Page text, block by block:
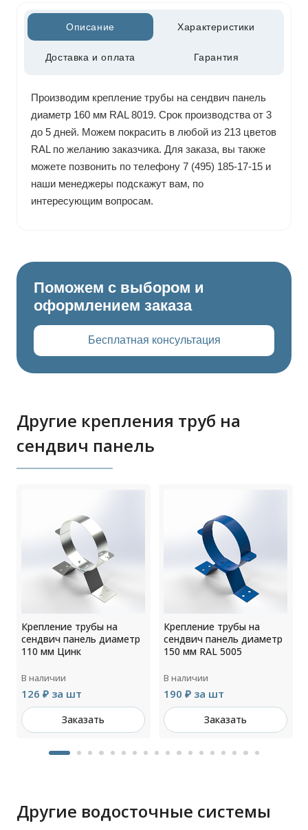
Описание Характеристики
Доставка и оплата Гарантия
Производим крепление трубы на сендвич панель
диаметр 160 мм RAL 8019. Срок производства от 3
до 5 дней. Можем покрасить в любой из 213 цветов
RAL по желанию заказчика. Для заказа, вы также
можете позвонить по телефону 7 (495) 185-17-15 и
наши менеджеры подскажут вам, по
интересующим вопросам.
Поможем с выбором и
оформлением заказа
Бесплатная консультация
Другие крепления труб на
сендвич панель
Крепление трубы на
сендвич панель диаметр
110 мм Цинк
В наличии
126 ₽ за шт
Заказать
Крепление трубы на
сендвич панель диаметр
150 мм RAL 5005
В наличии
190 ₽ за шт
Заказать
Другие водосточные системы